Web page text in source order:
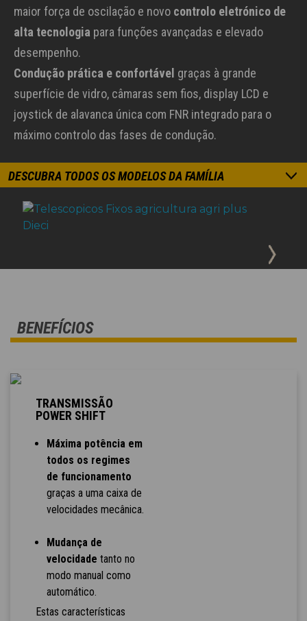
maior força de oscilação e novo controlo eletrónico de
alta tecnologia para funções avançadas e elevado
desempenho.
Condução prática e confortável graças à grande
superfície de vidro, câmaras sem fios, display LCD e
joystick de alavanca única com FNR integrado para o
máximo controlo das fases de condução.
DESCUBRA TODOS OS MODELOS DA FAMÍLIA
BENEFÍCIOS
TRANSMISSÃO
POWER SHIFT
Máxima potência em
todos os regimes
de funcionamento
graças a uma caixa de
velocidades mecânica.
Mudança de
velocidade tanto no
modo manual como
automático.
Estas características